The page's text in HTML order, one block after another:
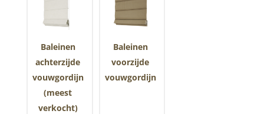
Baleinen
achterzijde
vouwgordijn
(meest
verkocht)
Baleinen
voorzijde
vouwgordijn